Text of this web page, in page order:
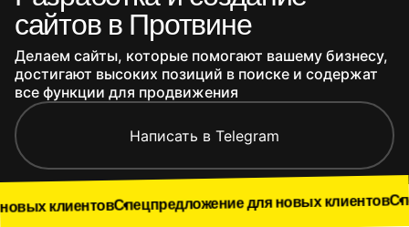
сайтов в Протвине
Делаем сайты, которые помогают вашему бизнесу,
достигают высоких позиций в поиске и содержат
все функции для продвижения
Написать в Telegram
Спецпредложение для новых клиентов